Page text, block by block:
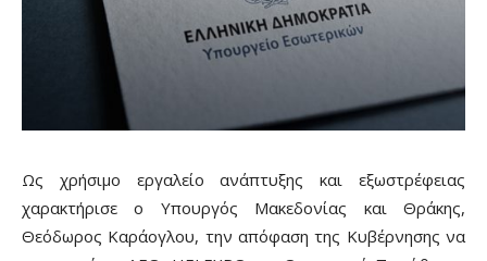
Ως χρήσιμο εργαλείο ανάπτυξης και εξωστρέφειας
χαρακτήρισε ο Υπουργός Μακεδονίας και Θράκης,
Θεόδωρος Καράογλου, την απόφαση της Κυβέρνησης να